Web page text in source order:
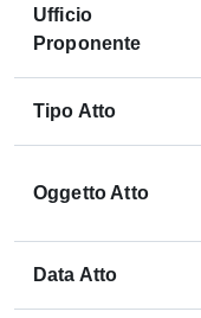
Ufficio
Proponente
Tipo Atto
Oggetto Atto
Data Atto